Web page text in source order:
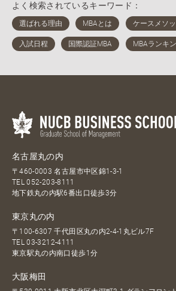
よく検索されているキーワード：
名古屋丸の内
〒460-0003 名古屋市中区錦1-3-1
TEL052-203-8111
地下鉄丸の内駅6番出口徒歩3分
東京丸の内
〒100-6307 千代田区丸の内2-4-1丸ビル7F
TEL03-3212-4111
東京駅丸の内南口徒歩1分
大阪梅田